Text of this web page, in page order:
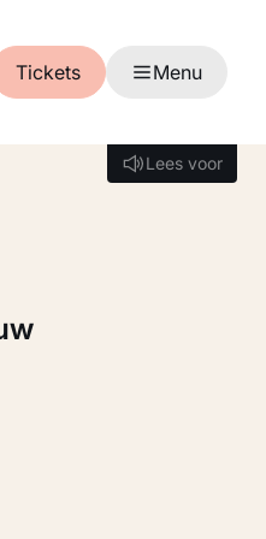
Tickets Menu
Lees voor
Lees voor